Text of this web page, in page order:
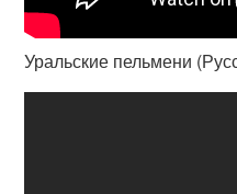
Уральские пельмени